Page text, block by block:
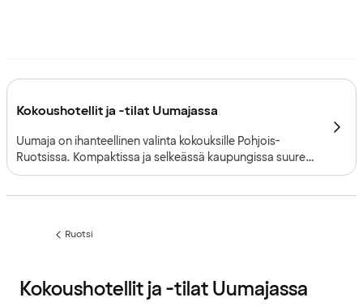
Kokoushotellit ja -tilat Uumajassa
Uumaja on ihanteellinen valinta kokouksille Pohjois-
Ruotsissa. Kompaktissa ja selkeässä kaupungissa suuret
konferenssit ja pienemmät, keskittyneemmät tapaamiset
Edellinen
Ruotsi
Kokoushotellit ja -tilat Uumajassa